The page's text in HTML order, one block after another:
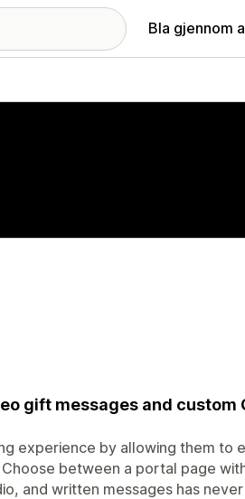
Bla gjennom
gift messages and custom
experience by allowing them to
between a portal page
and written messages has never